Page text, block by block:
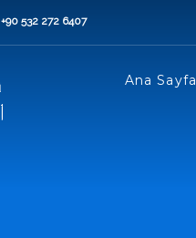
+90 532 272 6407
Ana Sayfa